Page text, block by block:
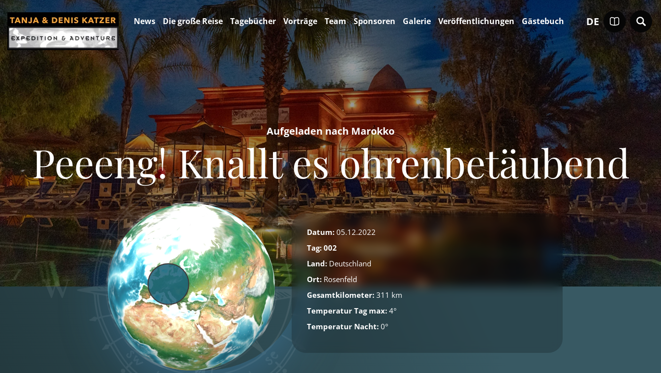
DE
News Die große Reise Tagebücher Vorträge Team Sponsoren Galerie Veröffentlichungen Gästebuch
Aufgeladen nach Marokko
Peeeng! Knallt es ohrenbetäubend
Datum: 05.12.2022
Tag: 002
Land: Deutschland
Ort: Rosenfeld
Gesamtkilometer: 311 km
Temperatur Tag max: 4°
Temperatur Nacht: 0°